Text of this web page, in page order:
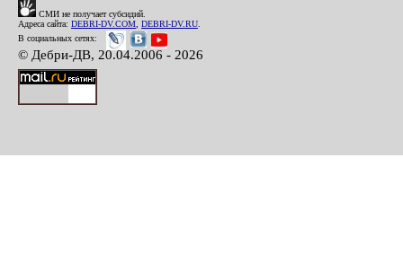
СМИ не получает субсидий.
Адреса сайта: DEBRI-DV.COM DEBRI-DV.RU
В социальных сетях:
© Дебри-ДВ, 20.04.2006 - 2026